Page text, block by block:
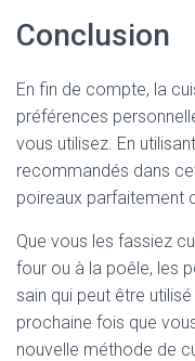
Conclusion
En fin de compte, la
préférences
vous utilisez. En
recommandés dans
poireaux parfaitement
Que vous les fassiez
four ou à la poêle, les
sain qui peut être
prochaine fois que
nouvelle méthode de